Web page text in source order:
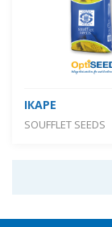
ІКАРЕ
SOUFFLET SEEDS